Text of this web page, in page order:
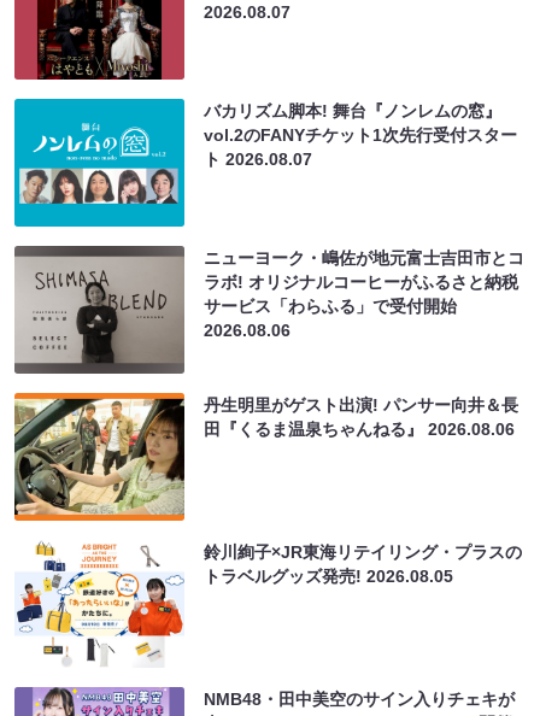
2026.08.07
バカリズム脚本! 舞台『ノンレムの窓』
vol.2のFANYチケット1次先行受付スター
ト2026.08.07
ニューヨーク・嶋佐が地元富士吉田市とコ
ラボ! オリジナルコーヒーがふるさと納税
サービス「わらふる」で受付開始
2026.08.06
丹生明里がゲスト出演! パンサー向井＆長
田『くるま温泉ちゃんねる』2026.08.06
鈴川絢子×JR東海リテイリング・プラスの
トラベルグッズ発売!2026.08.05
NMB48・田中美空のサイン入りチェキが